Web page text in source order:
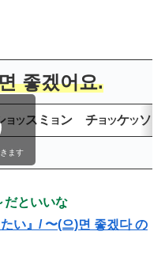
좋겠어요.
ヨツ スミ ヨ ン チヨツケツソヨ
ます
だといいな
い』/ 〜(으)면 좋겠다 の